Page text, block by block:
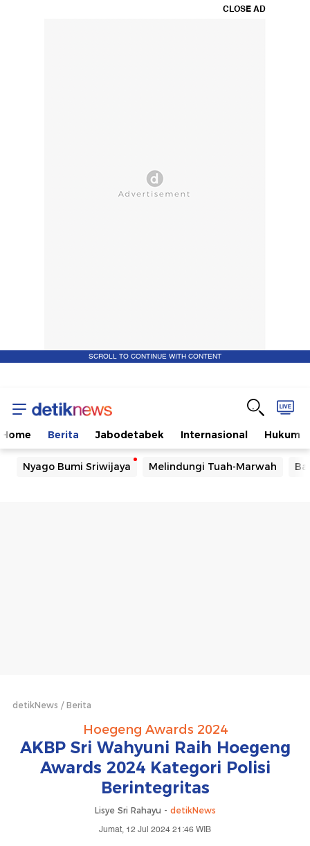
CLOSE AD
SCROLL TO CONTINUE WITH CONTENT
Home Berita Jabodetabek Internasional Hukum
Nyago Bumi Sriwijaya Melindungi Tuah-Marwah
detikNews Berita
Hoegeng Awards 2024
AKBP Sri Wahyuni Raih Hoegeng
Awards 2024 Kategori Polisi
Berintegritas
Lisye Sri Rahayu - detikNews
Jumat, 12 Jul 2024 21:46 WIB